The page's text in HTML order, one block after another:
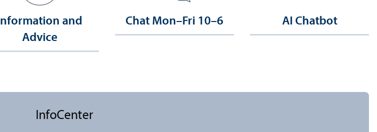
Information and
Advice
Chat Mon–Fri 10–6 AI Chatbot
InfoCenter